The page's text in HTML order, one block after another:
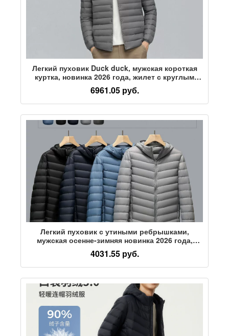
Легкий пуховик Duck duck, мужская короткая
куртка, новинка 2026 года, жилет с круглым
вырезом и подкладкой, куртка на ребрах,
антисезонная
6961.05 руб.
Легкий пуховик с утиными ребрышками,
мужская осенне-зимняя новинка 2026 года,
короткая повседневная тонкая легкая куртка с
капюшоном K
4031.55 руб.